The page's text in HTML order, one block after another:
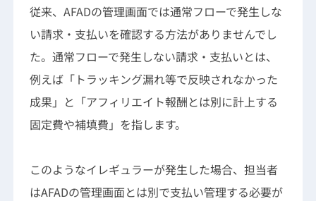
従来、AFADの管理画面では通常フローで発生しな
い請求・支払いを確認する方法がありませんでし
た。通常フローで発生しない請求・支払いとは、
例えば「トラッキング漏れ等で反映されなかった
成果」と「アフィリエイト報酬とは別に計上する
固定費や補填費」を指します。
このようなイレギュラーが発生した場合、担当者
はAFADの管理画面とは別で支払い管理する必要が